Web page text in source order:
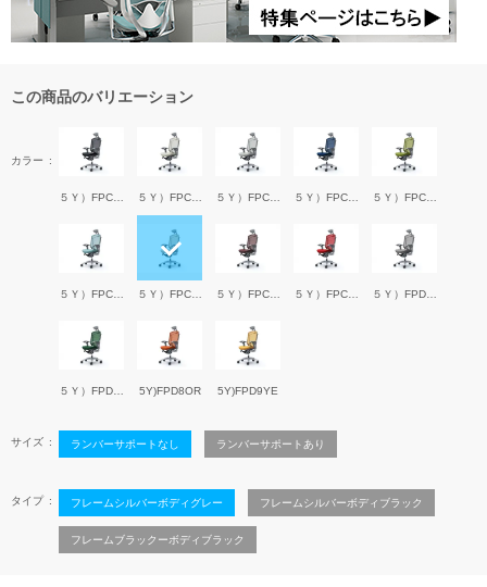
この商品のバリエーション
カラー
5Y)FPD8OR 5Y)FPD9YE
サイズ ランバーサポートなし ランバーサポートあり
タイプ フレームシルバーボディグレー フレームシルバーボディブラック
フレームブラックーボディブラック